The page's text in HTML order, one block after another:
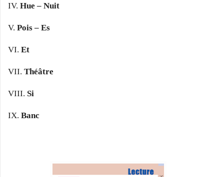
IV. Hue – Nuit
V. Pois – Es
VI. Et
VII. Théâtre
VIII. Si
IX. Banc